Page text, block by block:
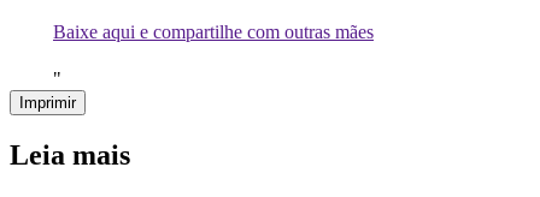
Baixe aqui e compartilhe com outras mães
"
Imprimir
Leia mais